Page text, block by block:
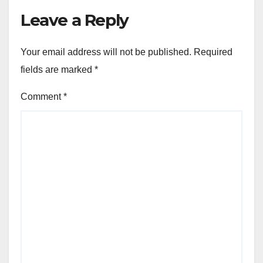
Leave a Reply
Your email address will not be published. Required
fields are marked *
Comment*